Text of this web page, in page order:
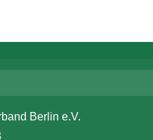
Berlin e.V.